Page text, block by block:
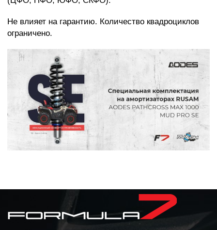
Не влияет на гарантию. Количество квадроциклов
ограничено.